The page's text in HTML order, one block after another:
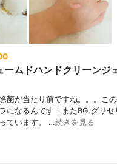
ームドハンドクリーンジ
菌が当たり前ですね。。。こ
になるんです！またBG.グリ
ています。 …続きを見る